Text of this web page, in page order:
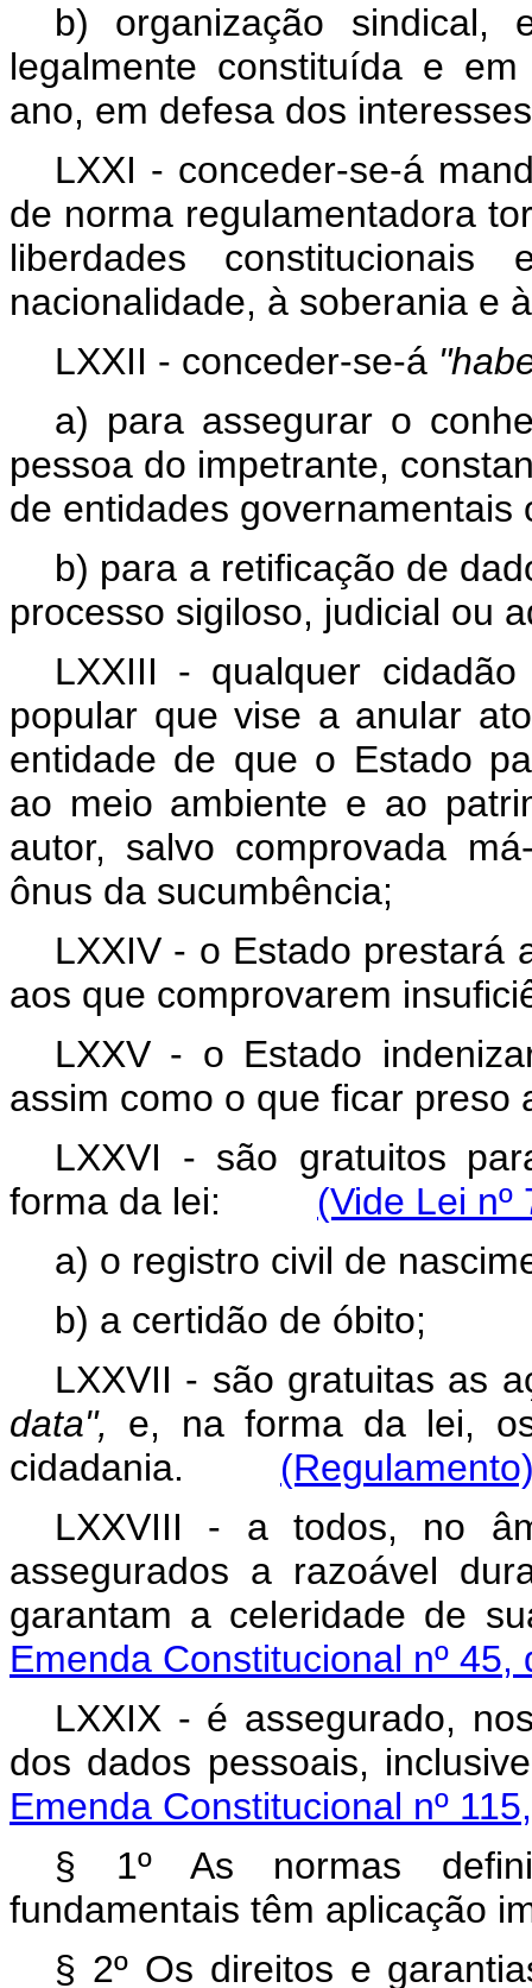
b) organização sindical,
legalmente constituída e
ano, em defesa dos
LXXI - conceder-se-á
de norma regulamentadora
liberdades
nacionalidade, à soberania e
LXXII - conceder-se-á
a) para assegurar o
pessoa do impetrante,
de entidades governamentais
b) para a retificação de
processo sigiloso, judicial ou
LXXIII - qualquer
popular que vise a anular
entidade de que o Estado
ao meio ambiente e ao
autor, salvo comprovada
ônus da sucumbência;
LXXIV - o Estado prestará
aos que comprovarem
LXXV - o Estado
assim como o que ficar preso
LXXVI - são gratuitos
forma da lei: (Vide Lei
a) o registro civil de
b) a certidão de óbito;
LXXVII - são gratuitas as
data", e, na forma da lei,
cidadania.
LXXVIII - a todos, no
assegurados a razoável
garantam a celeridade
Emenda Constitucional nº
LXXIX - é assegurado,
dos dados pessoais,
Emenda Constitucional nº
§ 1º As normas
fundamentais têm aplicação
§ 2º Os direitos e